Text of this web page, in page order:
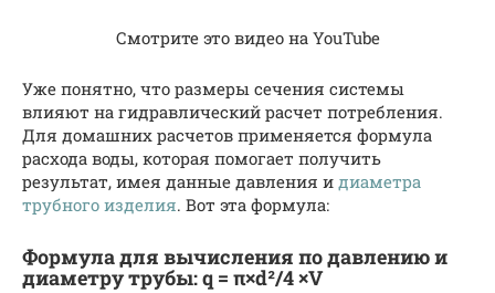
Смотрите это видео на YouTube
Уже понятно, что размеры сечения системы
влияют на гидравлический расчет потребления.
Для домашних расчетов применяется формула
расхода воды, которая помогает получить
результат, имея данные давления и диаметра
трубного изделия. Вот эта формула:
Формула для вычисления по давлению и
диаметру трубы: q = π×d²/4 ×V